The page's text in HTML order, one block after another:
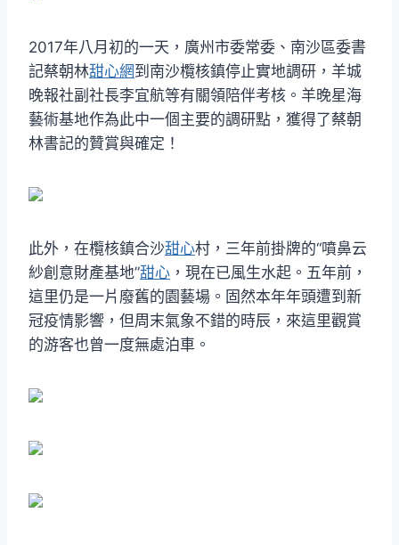
2017年八月初的一天，廣州市委常委、南沙區委書
記蔡朝林甜心網到南沙欖核鎮停止實地調研，羊城
晚報社副社長李宜航等有關領陪伴考核。羊晚星海
藝術基地作為此中一個主要的調研點，獲得了蔡朝
林書記的贊賞與確定！
此外，在欖核鎮合沙甜心村，三年前掛牌的“噴鼻云
紗創意財產基地”甜心 ，現在已風生水起。五年前，
這里仍是一片廢舊的園藝場。固然本年年頭遭到新
冠疫情影響，但周末氣象不錯的時辰，來這里觀賞
的游客也曾一度無處泊車。